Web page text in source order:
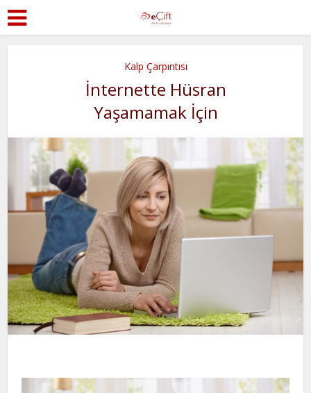
Kalp Çarpıntısı
İnternette Hüsran
Yaşamamak İçin